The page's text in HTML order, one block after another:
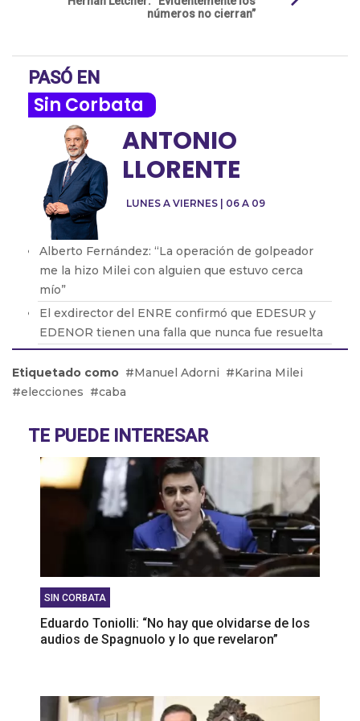
números no cierran”
PASÓ EN
Sin Corbata
LUNES A VIERNES | 06 A 09
ANTONIO
LLORENTE
Alberto Fernández: “La operación de golpeador
me la hizo Milei con alguien que estuvo cerca
mío”
El exdirector del ENRE confirmó que EDESUR y
EDENOR tienen una falla que nunca fue resuelta
por el ser humano”
Fabián Vena con Barton: cómo será la nueva obra
Pablo Echarri: “La cultura es un hecho peligroso
para este gobierno de ultraderecha”
Etiquetado como Manuel Adorni
Karina Milei
elecciones
caba
TE PUEDE INTERESAR
SIN CORBATA
Eduardo Toniolli: “No hay que olvidarse de los
audios de Spagnuolo y lo que revelaron”